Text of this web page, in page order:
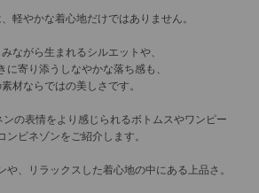
軽やかな着心地だけではありません。
ながら生まれるシルエットや、
に寄り添うしなやかな落ち感も、
材ならではの美しさです。
の表情をより感じられるボトムスやワンピー
ンビネゾンをご紹介します。
や、リラックスした着心地の中にある上品さ。